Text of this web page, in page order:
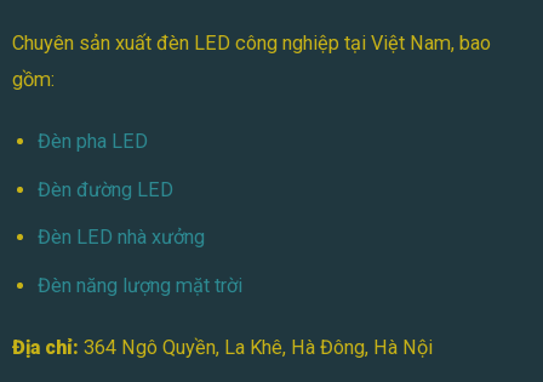
Chuyên sản xuất đèn LED công nghiệp tại Việt Nam, bao
gồm:
Đèn pha LED
Đèn đường LED
Đèn LED nhà xưởng
Đèn năng lượng mặt trời
Địa chỉ: 364 Ngô Quyền, La Khê, Hà Đông, Hà Nội